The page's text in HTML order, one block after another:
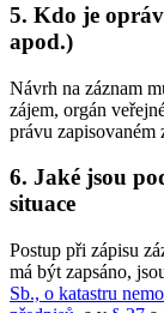
5. Kdo je
apod.)
Návrh na záznam
zájem, orgán
právu zapisovaném
6. Jaké jsou
situace
Postup při zápisu
má být zapsáno,
Sb., o katastru